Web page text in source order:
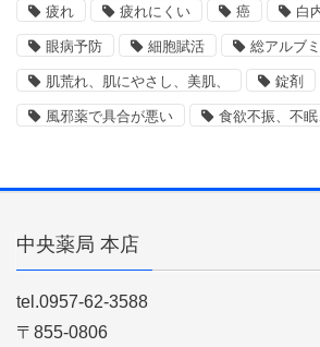
疲れ 疲れにくい 癌 白
眼病予防 細胞賦活 総アルブ
肌荒れ、肌にやさし、美肌、 錠剤
風邪薬で具合が悪い 食欲不振、不眠
中央薬局 本店
tel.0957-62-3588
〒855-0806